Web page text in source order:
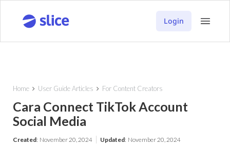
Login
Home  User Guide Articles  For Content Creators
Cara Connect TikTok Account
Social Media
Created: November 20, 2024 Updated: November 20, 2024